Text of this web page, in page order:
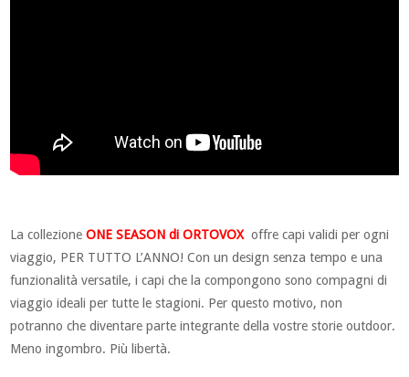
La collezioneONE SEASON di ORTOVOXoffre capi validi per ogni
viaggio, PER TUTTO L’ANNO! Con un design senza tempo e una
funzionalità versatile, i capi che la compongono sono compagni di
viaggio ideali per tutte le stagioni. Per questo motivo, non
potranno che diventare parte integrante della vostre storie outdoor.
Meno ingombro. Più libertà.